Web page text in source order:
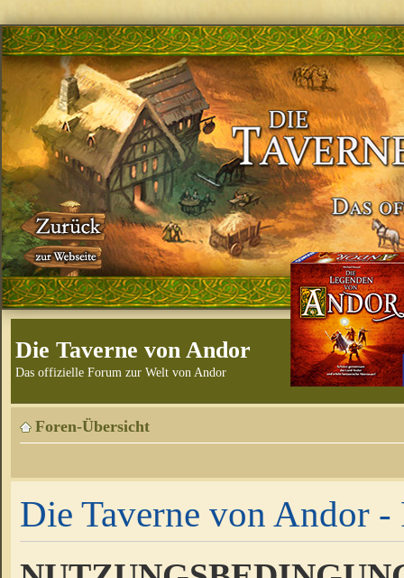
Die Taverne von Andor
Das offizielle Forum zur Welt von Andor
Foren-Übersicht
Die Taverne von Andor -